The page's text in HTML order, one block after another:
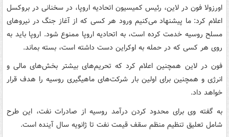
اورزولا فون در لاین، رئیس کمیسیون اتحادیه اروپا، در سخنانی در بروکسل
اعلام کرد: ما پیشنهاد می‌کنیم ورود هر کسی که از آغاز جنگ در نیروهای
مسلح روسیه خدمت کرده است، به اتحادیه اروپا ممنوع شود. اروپا باید به
روی هر کسی که در حمله به اوکراین دست داشته است، بسته بماند.
فون در لاین همچنین اعلام کرد که تحریم‌های بیشتر بخش‌های مالی و
انرژی و همچنین برای اولین بار شرکت‌های ماهیگیری روسیه را هدف قرار
خواهد داد.
به گفته وی برای محدود کردن درآمد روسیه از صادرات نفت، این طرح
شامل تعلیق تنظیم منظم سقف قیمت نفت تا ژانویه سال آینده است.